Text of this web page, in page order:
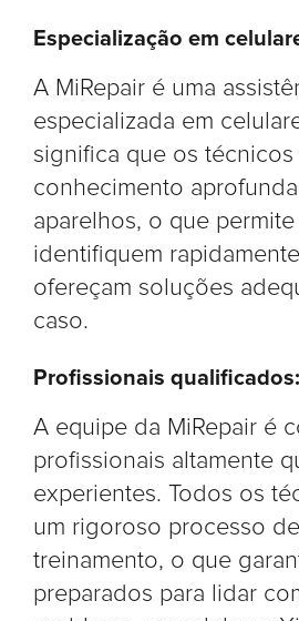
Especialização em
A MiRepair é uma
especializada em
significa que os técnicos
conhecimento
aparelhos, o que
identifiquem
ofereçam soluções
caso.
Profissionais qualificados:
A equipe da MiRepair é
profissionais altamente
experientes. Todos os
um rigoroso processo
treinamento, o que
preparados para lidar